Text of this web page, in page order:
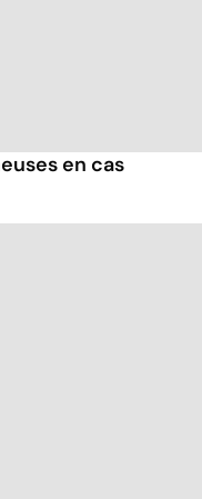
en cas